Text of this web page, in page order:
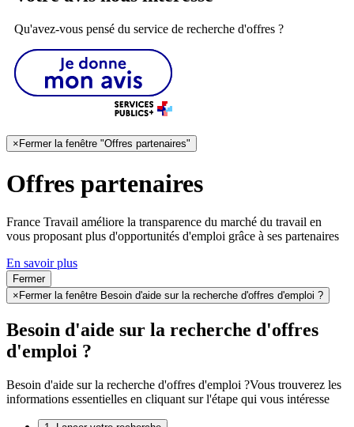
Qu'avez-vous pensé du service de recherche d'offres ?
× Fermer la fenêtre "Offres partenaires"
Offres partenaires
France Travail améliore la transparence du marché du travail en
vous proposant plus d'opportunités d'emploi grâce à ses partenaires
En savoir plus
Fermer
× Fermer la fenêtre Besoin d'aide sur la recherche d'offres d'emploi ?
Besoin d'aide sur la recherche d'offres
d'emploi ?
Besoin d'aide sur la recherche d'offres d'emploi ?Vous trouverez les
informations essentielles en cliquant sur l'étape qui vous intéresse